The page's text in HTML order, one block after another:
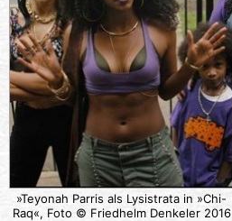
»Teyonah Parris als Lysistrata in »Chi-
Raq«, Foto © Friedhelm Denkeler 2016